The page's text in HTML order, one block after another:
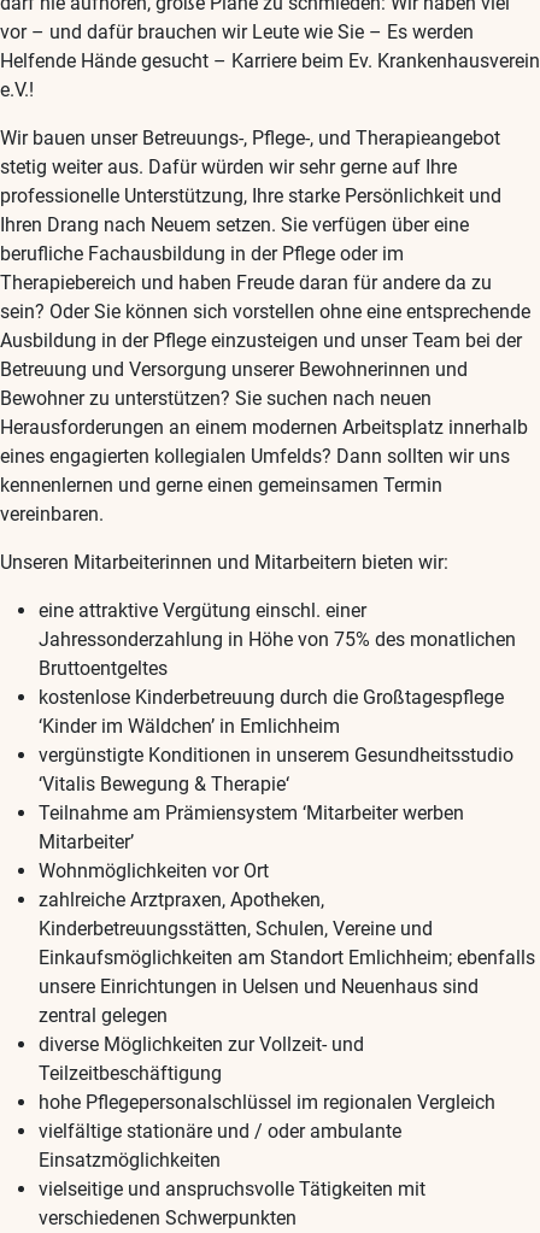
vor – und dafür brauchen wir Leute wie Sie – Es werden
Helfende Hände gesucht – Karriere beim Ev. Krankenhausverein
e.V.!
Wir bauen unser Betreuungs-, Pflege-, und Therapieangebot
stetig weiter aus. Dafür würden wir sehr gerne auf Ihre
professionelle Unterstützung, Ihre starke Persönlichkeit und
Ihren Drang nach Neuem setzen. Sie verfügen über eine
berufliche Fachausbildung in der Pflege oder im
Therapiebereich und haben Freude daran für andere da zu
sein? Oder Sie können sich vorstellen ohne eine entsprechende
Ausbildung in der Pflege einzusteigen und unser Team bei der
Betreuung und Versorgung unserer Bewohnerinnen und
Bewohner zu unterstützen? Sie suchen nach neuen
Herausforderungen an einem modernen Arbeitsplatz innerhalb
eines engagierten kollegialen Umfelds? Dann sollten wir uns
kennenlernen und gerne einen gemeinsamen Termin
vereinbaren.
Unseren Mitarbeiterinnen und Mitarbeitern bieten wir:
eine attraktive Vergütung einschl. einer
Jahressonderzahlung in Höhe von 75% des monatlichen
Bruttoentgeltes
kostenlose Kinderbetreuung durch die Großtagespflege
‘Kinder im Wäldchen’ in Emlichheim
vergünstigte Konditionen in unserem Gesundheitsstudio
‘Vitalis Bewegung & Therapie‘
Teilnahme am Prämiensystem ‘Mitarbeiter werben
Mitarbeiter’
Wohnmöglichkeiten vor Ort
zahlreiche Arztpraxen, Apotheken,
Kinderbetreuungsstätten, Schulen, Vereine und
Einkaufsmöglichkeiten am Standort Emlichheim; ebenfalls
unsere Einrichtungen in Uelsen und Neuenhaus sind
zentral gelegen
diverse Möglichkeiten zur Vollzeit- und
Teilzeitbeschäftigung
hohe Pflegepersonalschlüssel im regionalen Vergleich
vielfältige stationäre und / oder ambulante
Einsatzmöglichkeiten
vielseitige und anspruchsvolle Tätigkeiten mit
verschiedenen Schwerpunkten